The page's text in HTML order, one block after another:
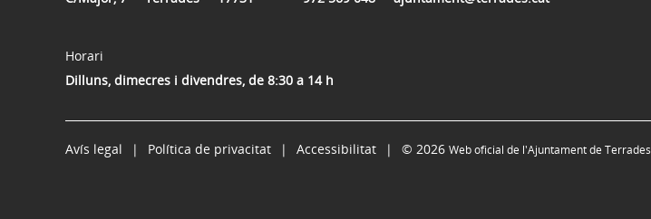
Horari
Dilluns, dimecres i divendres, de 8:30 a 14 h
Avís legal Política de privacitat Accessibilitat © 2026 Web oficial de l'Ajuntament de Terrades